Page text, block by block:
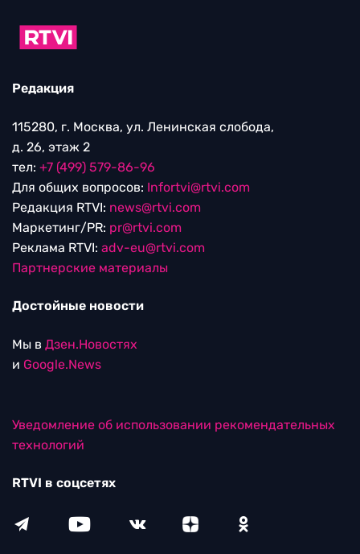
Редакция
115280, г. Москва, ул. Ленинская слобода,
д. 26, этаж 2
тел: +7 (499) 579-86-96
Для общих вопросов: Infortvi@rtvi.com
Редакция RTVI: news@rtvi.com
Маркетинг/PR: pr@rtvi.com
Реклама RTVI: adv-eu@rtvi.com
Партнерские материалы
Достойные новости
Мы в Дзен.Новостях
и Google.News
Уведомление об использовании рекомендательных
технологий
RTVI в соцсетях